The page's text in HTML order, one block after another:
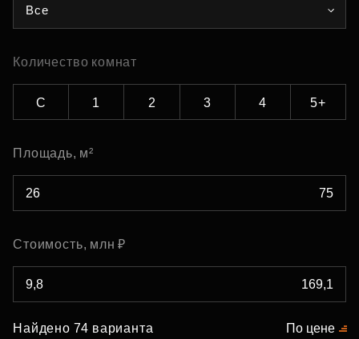
Все
Количество комнат
С 1 2 3 4 5+
Площадь, м²
Стоимость, млн ₽
Найдено 74 варианта По цене